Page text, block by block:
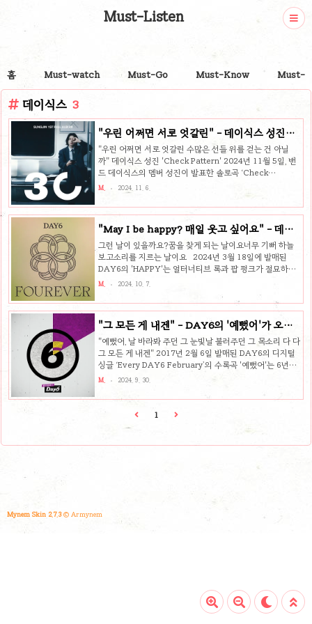
Must-Listen
홈 Must-watch Must-Go Must-Know Must-
데이식스 3
"우린 어쩌면 서로 엇갈린" - 데이식스 성진
'Check Pattern' 리뷰
"우린 어쩌면 서로 엇갈린 수많은 선들 위를 걷는 건 아닐
까" 데이식스 성진 'Check Pattern' 2024년 11월 5일, 밴
드 데이식스의 멤버 성진이 발표한 솔로곡 ‘Check
Pattern(체크 패턴)’은 만남과 이별, 그리고 후회로 이어지
는 인생의 복잡한 감정을 ‘체크 패턴’이라는 흥미로운 비유로
풀어낸 감성 발라드입니다. 피아노 선율로 시작해 기타와 베
되는 전개는 듣는 이의 몰입감을 높입니다. 성진은 이번 곡에
서 자신의 보컬로 감정을 섬세하게 전하며, 인연에 대한 생각
과 희망을 노래합니다. ‘Check Pattern’이 그려내는 인생의
조각들‘Check Pattern’은 마치 평행선을 걷듯 반복되는 만
남과 헤어짐을 ‘체크 패턴’이라..
M. 2024. 11. 6.
"May I be happy? 매일 웃고 싶어요" - 데이
식스(DAY6) 'HAPPY' 리뷰
그런 날이 있을까요?꿈을 찾게 되는 날이요너무 기뻐 하늘
보고소리를 지르는 날이요 2024년 3월 18일에 발매된
DAY6의 'HAPPY'는 얼터너티브 록과 팝 펑크가 절묘하게
조화를 이루며, 청자에게 따뜻하지만 슬픈 울림을 전하는 곡
입니다. 앨범 Fourever의 수록곡으로 타이틀곡은 아니었지
만, 'HAPPY'는 그 자체로 많은 사랑을 받고 있습니다. 특히
감을 얻었습니다. 현대인의 고민을 솔직하게 담은 가사"행복
해지고 싶은데 왜 난 점점 주저앉고 있을까?"이 한 줄의 가
사만으로도 HAPPY가 얼마나 많은 이들의 마음을 울렸는지
알 수 있습니다. 매일 행복하고 싶지만, 현실은 그렇게 간단
하지 않다는 사실을 DAY6는 음악을 통해 진솔하게 풀어냅..
M. 2024. 10. 7.
"그 모든 게 내겐" - DAY6의 '예뻤어'가 오랜
시간 사랑받는 이유
"예뻤어, 날 바라봐 주던 그 눈빛날 불러주던 그 목소리 다 다
그 모든 게 내겐" 2017년 2월 6일 발매된 DAY6의 디지털
싱글 ‘Every DAY6 February’의 수록곡 '예뻤어'는 6년이
넘는 시간 동안 많은 이들의 마음속에 깊이 자리 잡으며 사랑
의 감정을 노래한 이 곡은 그동안 많은 사람들의 공감을 얻어
왔죠. 오늘은 DAY6의 ‘예뻤어’가 오랜 시간 동안 많은 이들
보컬의 조화‘예뻤어’는 DAY6의 멤버들이 진심 어린 목소리
M. 2024. 9. 30.
1
Mynem Skin 2.7.3© Armynem